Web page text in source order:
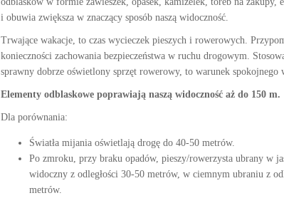
i obuwia zwiększa w znaczący sposób naszą widoczność.
Trwające wakacje, to czas wycieczek pieszych i rowerowych.
konieczności zachowania bezpieczeństwa w ruchu drogowym.
sprawny dobrze oświetlony sprzęt rowerowy, to warunek spokojnego
Elementy odblaskowe poprawiają naszą widoczność aż do 150 m.
Dla porównania:
Światła mijania oświetlają drogę do 40-50 metrów.
Po zmroku, przy braku opadów, pieszy/rowerzysta ubrany w
widoczny z odległości 30-50 metrów, w ciemnym ubraniu z
metrów.